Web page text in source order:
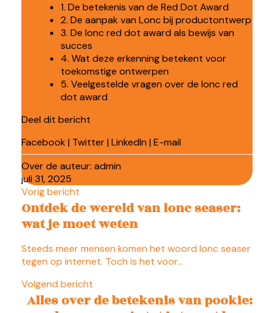
1. De betekenis van de Red Dot Award
2. De aanpak van Lonc bij productontwerp
3. De lonc red dot award als bewijs van
succes
4. Wat deze erkenning betekent voor
toekomstige ontwerpen
5. Veelgestelde vragen over de lonc red
dot award
Deel dit bericht
Facebook| Twitter| LinkedIn | E-mail
Over de auteur: admin
juli 31, 2025
Vorig bericht
Ontdek de wereld van lonc seaser:
wat je moet weten
Steeds meer mensen komen het woord lonc seaser
tegen op internet. Toch is het voor…
Volgend bericht
Alles over de betekenis van pookie: